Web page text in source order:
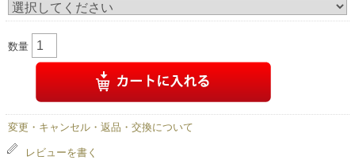
数量
変更・キャンセル・返品・交換について
レビューを書く